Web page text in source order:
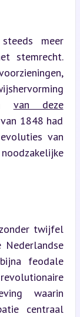
meer
stemrecht.
van deze
1848 had
van
twijfel
feodale
waarin
centraal